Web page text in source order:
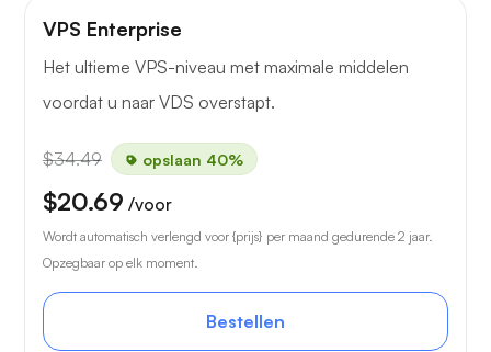
VPS Enterprise
Het ultieme VPS-niveau met maximale middelen
voordat u naar VDS overstapt.
$34.49 opslaan 40%
$20.69 /voor
Wordt automatisch verlengd voor {prijs} per maand gedurende 2 jaar.
Opzegbaar op elk moment.
Bestellen